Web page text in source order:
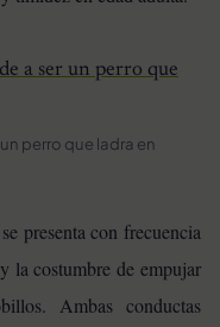
perro que ladra en
presenta con frecuencia
la costumbre de empujar
Ambas conductas